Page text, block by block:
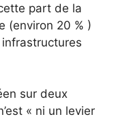
part de la
(environ 20 % )
sur deux
« ni un levier